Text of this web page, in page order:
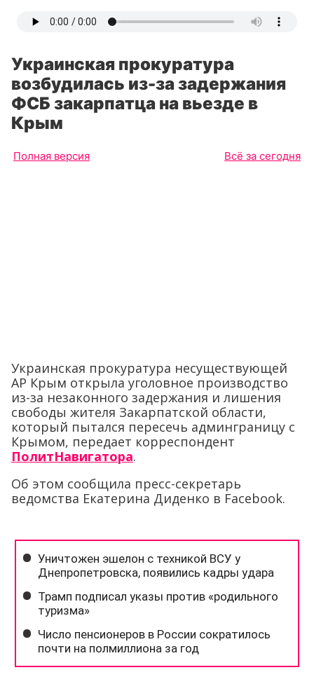
Украинская прокуратура
возбудилась из-за задержания
ФСБ закарпатца на вьезде в
Крым
Полная версия Всё за сегодня
Украинская прокуратура несуществующей
АР Крым открыла уголовное производство
из-за незаконного задержания и лишения
свободы жителя Закарпатской области,
который пытался пересечь админграницу с
Крымом, передает корреспондент
ПолитНавигатора.
Об этом сообщила пресс-секретарь
ведомства Екатерина Диденко в Facebook.